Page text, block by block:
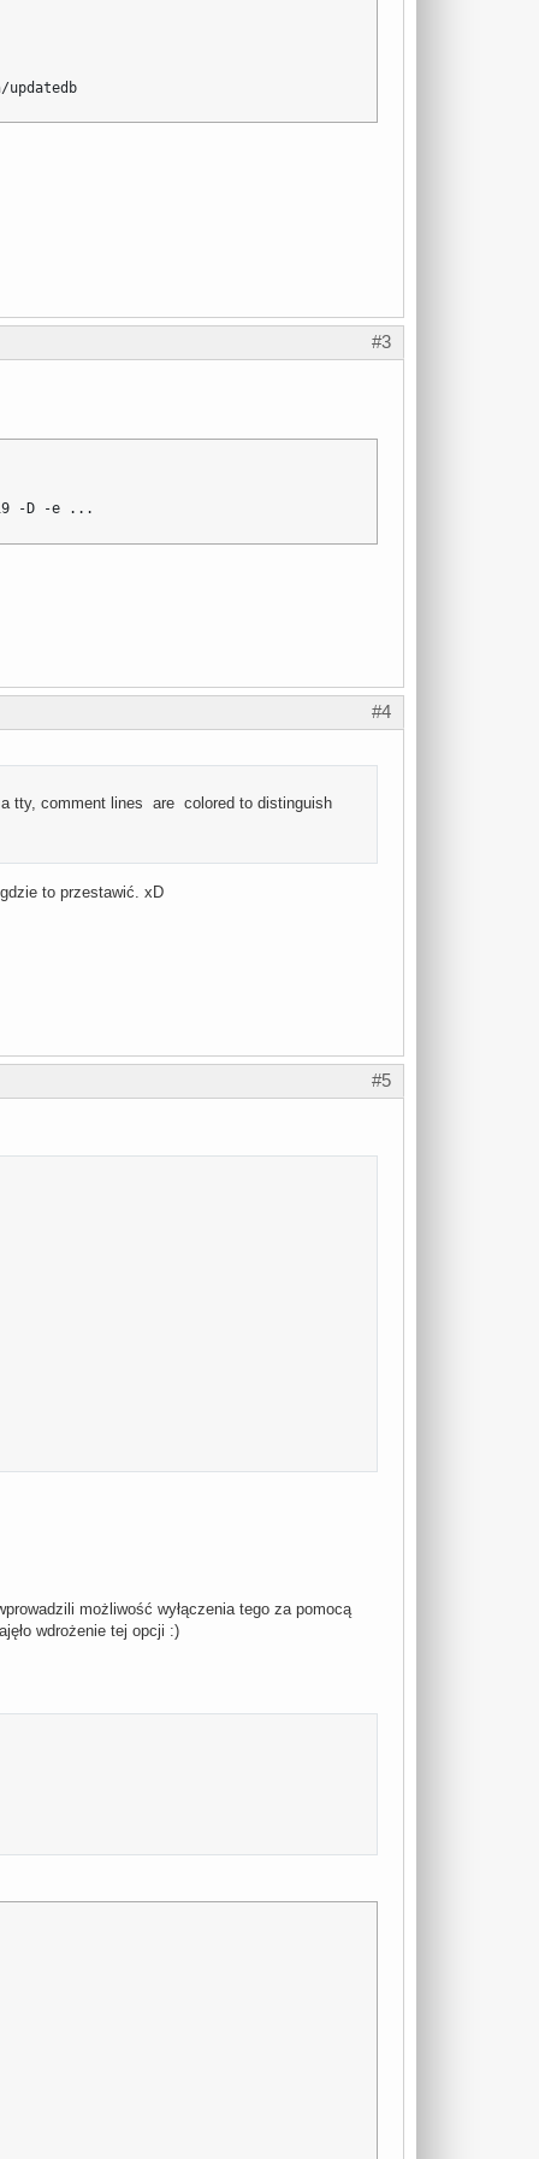
#3
-D -e ...
#4
tty, comment lines are colored to distinguish
to przestawić. xD
#5
możliwość wyłączenia tego za pomocą
wdrożenie tej opcji :)